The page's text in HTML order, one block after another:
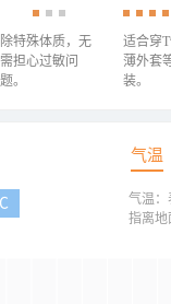
除特殊体质，无
需担心过敏问
题。
适合穿
薄外套
装。
气温
气温：
指离地